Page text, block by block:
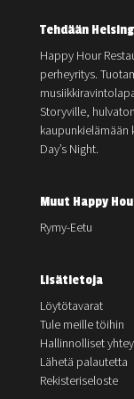
Tehdään
Happy Hour
perheyritys.
Storyville,
kaupunkielämään
Day’s Night.
Muut Happy
Rymy-Eetu
Lisätietoja
Löytötavarat
Tule meille töihin
Hallinnolliset
Lähetä palautetta
Rekisteriseloste